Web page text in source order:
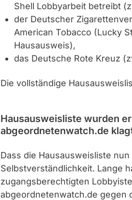
Shell Lobbyarbeit betreibt
der Deutscher
American Tobacco (Lucky
Hausausweis),
das Deutsche Rote Kreuz
Die vollständige
Hausausweisliste wurden
abgeordnetenwatch.de
Dass die Hausausweisliste
Selbstverständlichkeit. Lange
zugangsberechtigten
abgeordnetenwatch.de gegen